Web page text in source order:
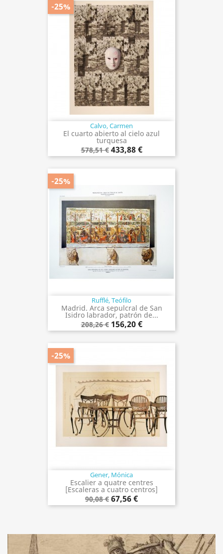
Calvo, Carmen
El cuarto abierto al cielo azul
turquesa
578,51 € 433,88 €
-25%
Rufflé, Teófilo
Madrid. Arca sepulcral de San
Isidro labrador, patrón de...
208,26 € 156,20 €
-25%
Gener, Mónica
Escalier a quatre centres
[Escaleras a cuatro centros]
90,08 € 67,56 €
-25%